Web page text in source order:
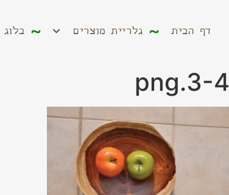
דף הבית גלריית מוצרים בלוג דף הבית גלריית מוצרים בלוג
3-4.png